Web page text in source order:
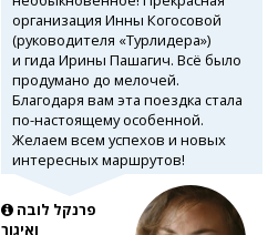
организация Инны Когосовой
(руководителя «Турлидера»)
и гида Ирины Пашагич. Всё было
продумано до мелочей.
Благодаря вам эта поездка стала
по-настоящемуособенной.
Желаем всем успехов и новых
интересных маршрутов!
פרנקל לובה
ואיגור